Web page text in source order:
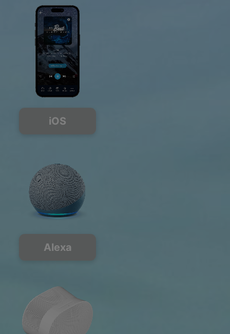
iOS
Alexa